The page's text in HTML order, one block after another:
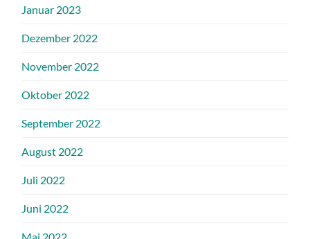
Januar 2023
Dezember 2022
November 2022
Oktober 2022
September 2022
August 2022
Juli 2022
Juni 2022